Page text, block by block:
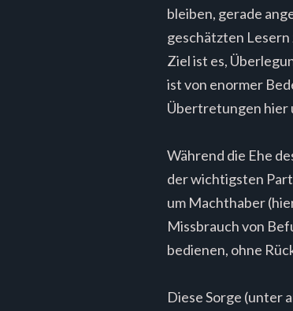
bleiben, gerade
geschätzten Lesern
Ziel ist es,
ist von enormer
Übertretungen hier
Während die Ehe
der wichtigsten
um Machthaber
Missbrauch von
bedienen, ohne
Diese Sorge (unter